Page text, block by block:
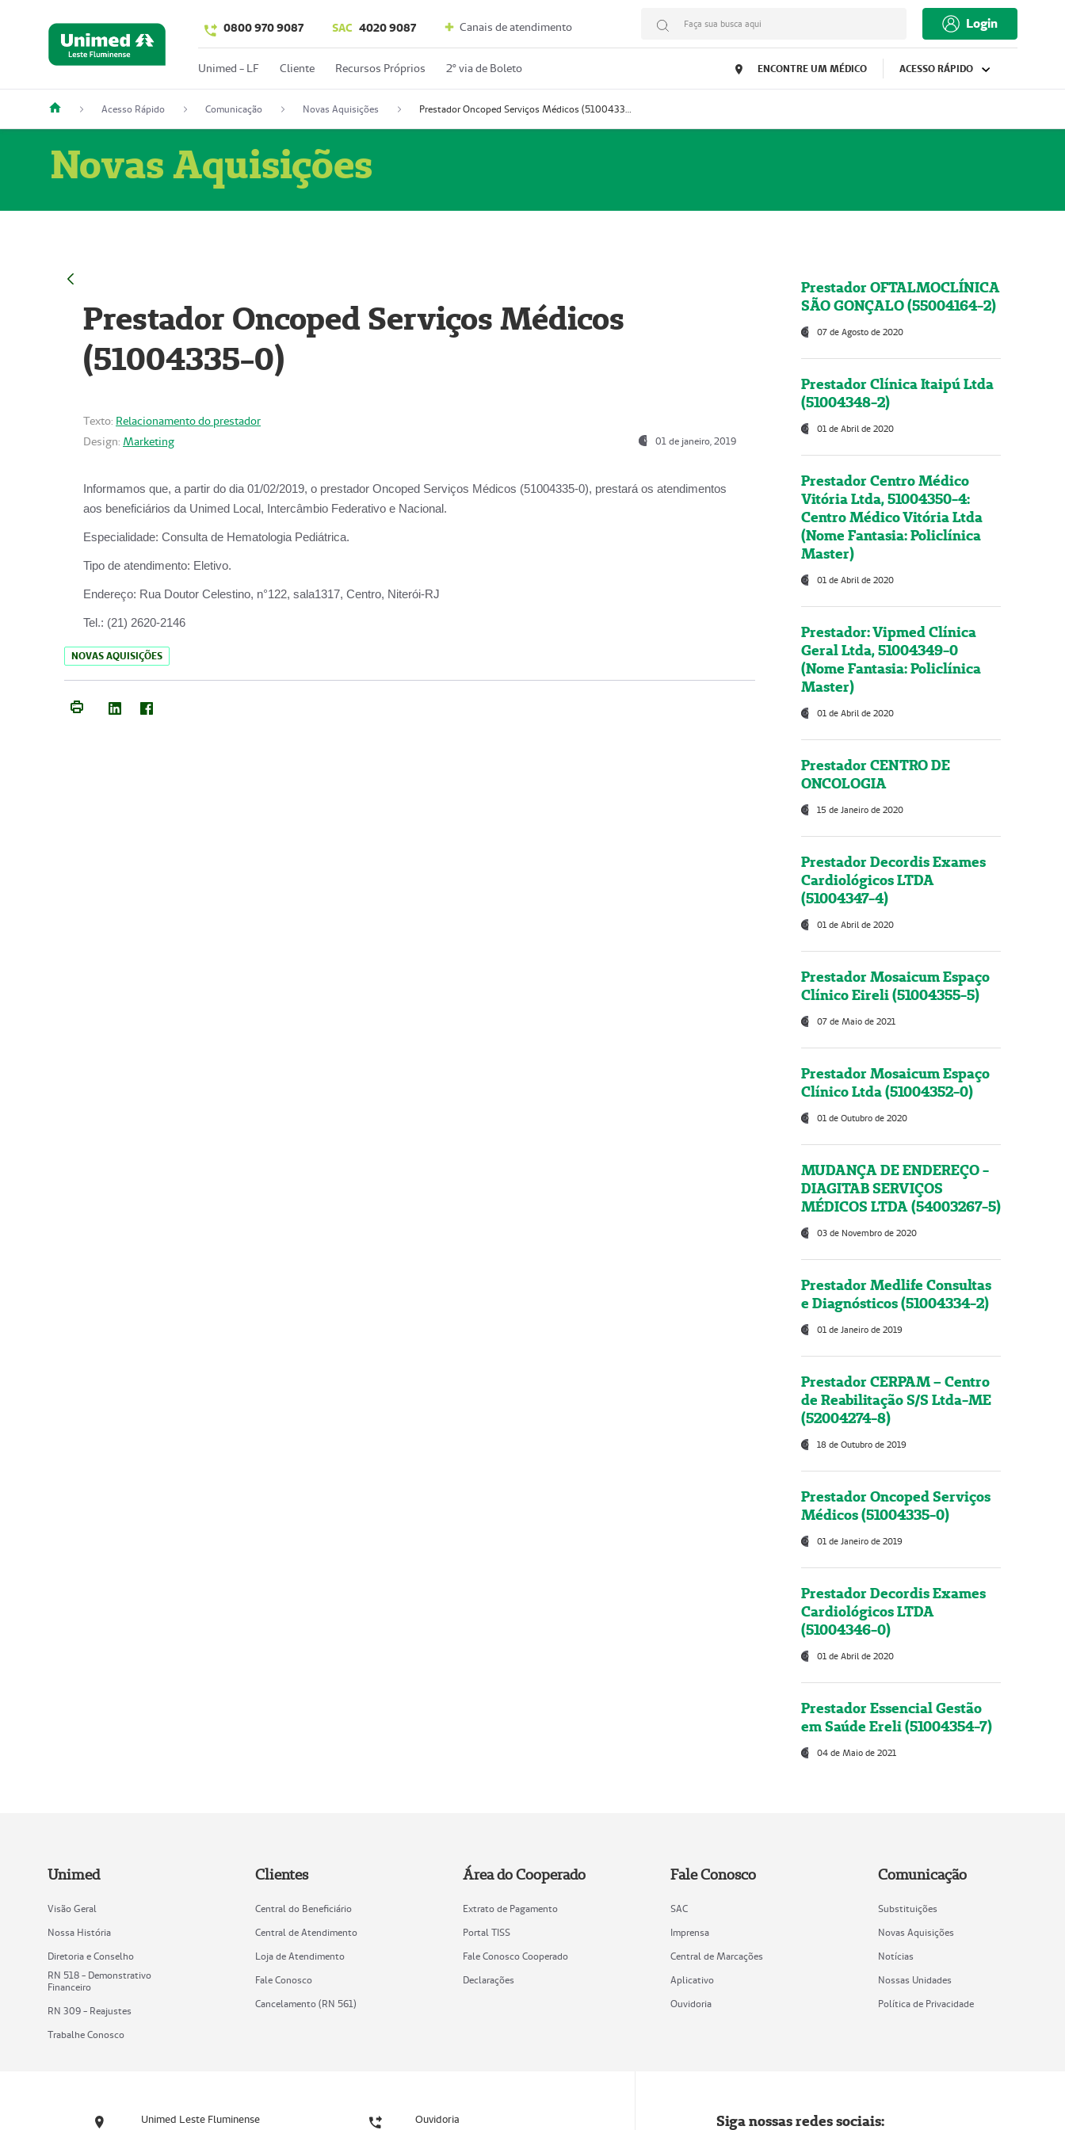
0800 970 9087 SAC 4020 9087 Canais de atendimento Faça sua busca aqui Login
Unimed - LF Cliente Recursos Próprios 2º via de Boleto ENCONTRE UM MÉDICO ACESSO RÁPIDO
Acesso Rápido Comunicação Novas Aquisições Prestador Oncoped Serviços Médicos (51004335-0)
Novas Aquisições
Prestador Oncoped Serviços Médicos
(51004335-0)
Texto: Relacionamento do prestador
Design: Marketing 01 de janeiro, 2019
Informamos que, a partir do dia 01/02/2019, o prestador Oncoped Serviços Médicos (51004335-0), prestará os atendimentos
aos beneficiários da Unimed Local, Intercâmbio Federativo e Nacional.
Especialidade: Consulta de Hematologia Pediátrica.
Tipo de atendimento: Eletivo.
Endereço: Rua Doutor Celestino, n°122, sala1317, Centro, Niterói-RJ
Tel.: (21) 2620-2146
NOVAS AQUISIÇÕES
Prestador OFTALMOCLÍNICA
SÃO GONÇALO (55004164-2)
07 de Agosto de 2020
Prestador Clínica Itaipú Ltda
(51004348-2)
01 de Abril de 2020
Prestador Centro Médico
Vitória Ltda, 51004350-4:
Centro Médico Vitória Ltda
(Nome Fantasia: Policlínica
Master)
01 de Abril de 2020
Prestador: Vipmed Clínica
Geral Ltda, 51004349-0
(Nome Fantasia: Policlínica
Master)
01 de Abril de 2020
Prestador CENTRO DE
ONCOLOGIA
15 de Janeiro de 2020
Prestador Decordis Exames
Cardiológicos LTDA
(51004347-4)
01 de Abril de 2020
Prestador Mosaicum Espaço
Clínico Eireli (51004355-5)
07 de Maio de 2021
Prestador Mosaicum Espaço
Clínico Ltda (51004352-0)
01 de Outubro de 2020
MUDANÇA DE ENDEREÇO -
DIAGITAB SERVIÇOS
MÉDICOS LTDA (54003267-5)
03 de Novembro de 2020
Prestador Medlife Consultas
e Diagnósticos (51004334-2)
01 de Janeiro de 2019
Prestador CERPAM – Centro
de Reabilitação S/S Ltda-ME
(52004274-8)
18 de Outubro de 2019
Prestador Oncoped Serviços
Médicos (51004335-0)
01 de Janeiro de 2019
Prestador Decordis Exames
Cardiológicos LTDA
(51004346-0)
01 de Abril de 2020
Prestador Essencial Gestão
em Saúde Ereli (51004354-7)
04 de Maio de 2021
Unimed
Visão Geral
Nossa História
Diretoria e Conselho
RN 518 - Demonstrativo
Financeiro
RN 309 - Reajustes
Trabalhe Conosco
Clientes
Central do Beneficiário
Central de Atendimento
Loja de Atendimento
Fale Conosco
Cancelamento (RN 561)
Área do Cooperado
Extrato de Pagamento
Portal TISS
Fale Conosco Cooperado
Declarações
Fale Conosco
SAC
Imprensa
Central de Marcações
Aplicativo
Ouvidoria
Comunicação
Substituições
Novas Aquisições
Notícias
Nossas Unidades
Política de Privacidade
Unimed Leste Fluminense Ouvidoria Siga nossas redes sociais: